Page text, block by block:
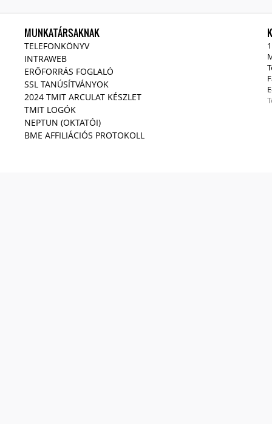
MUNKATÁRSAKNAK
TELEFONKÖNYV
INTRAWEB
ERŐFORRÁS FOGLALÓ
SSL TANÚSÍTVÁNYOK
2024 TMIT ARCULAT KÉSZLET
TMIT LOGÓK
NEPTUN (OKTATÓI)
BME AFFILIÁCIÓS PROTOKOLL